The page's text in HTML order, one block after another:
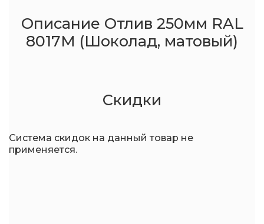
Описание Отлив 250мм RAL
8017M (Шоколад, матовый)
Скидки
Система скидок на данный товар не
применяется.